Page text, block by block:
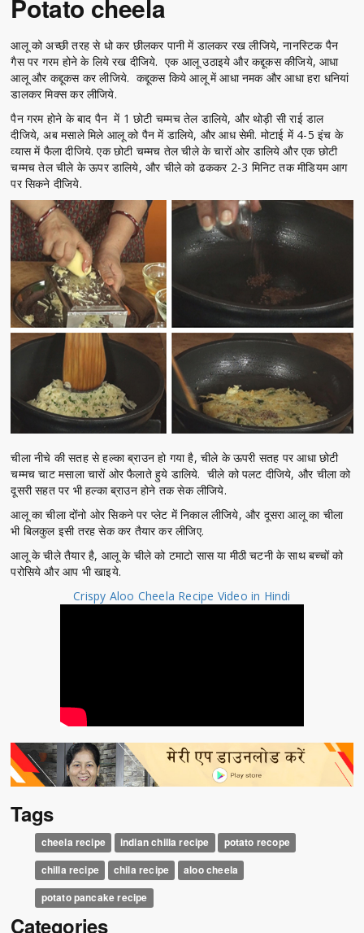
Potato cheela
आलू को अच्छी तरह से धो कर छीलकर पानी में डालकर रख लीजिये, नानस्टिक पैन
गैस पर गरम होने के लिये रख दीजिये. एक आलू उठाइये और कद्दूकस कीजिये, आधा
आलू और कद्दूकस कर लीजिये. कद्दूकस किये आलू में आधा नमक और आधा हरा धनियां
डालकर मिक्स कर लीजिये.
पैन गरम होने के बाद पैन में 1 छोटी चम्मच तेल डालिये, और थोड़ी सी राई डाल
दीजिये, अब मसाले मिले आलू को पैन में डालिये, और आध सेमी. मोटाई में 4-5 इंच के
व्यास में फैला दीजिये. एक छोटी चम्मच तेल चीले के चारों ओर डालिये और एक छोटी
चम्मच तेल चीले के ऊपर डालिये, और चीले को ढककर 2-3 मिनिट तक मीडियम आग
पर सिकने दीजिये.
चीला नीचे की सतह से हल्का ब्राउन हो गया है, चीले के ऊपरी सतह पर आधा छोटी
चम्मच चाट मसाला चारों ओर फैलाते हुये डालिये. चीले को पलट दीजिये, और चीला को
दूसरी सहत पर भी हल्का ब्राउन होने तक सेक लीजिये.
आलू का चीला दोंनो ओर सिकने पर प्लेट में निकाल लीजिये, और दूसरा आलू का चीला
भी बिलकुल इसी तरह सेक कर तैयार कर लीजिए.
आलू के चीले तैयार है, आलू के चीले को टमाटो सास या मीठी चटनी के साथ बच्चों को
परोसिये और आप भी खाइये.
Crispy Aloo Cheela Recipe Video in Hindi
Tags
cheela recipe indian chilla recipe
potato recope
chilla recipe
chila recipe
aloo cheela
potato pancake recipe
Categories